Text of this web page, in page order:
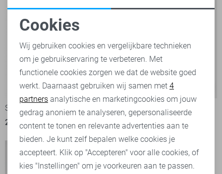
-30%
Superdry T-shirt
21,00 29,99
30,00 49,99
Noodzakelijke cookies
Personalisatie cookies
Analytische cookies
Marketing cookies
Cookies
Wij gebruiken cookies en vergelijkbare technieken
om je gebruikservaring te verbeteren. Met
functionele cookies zorgen we dat de website goed
werkt. Daarnaast gebruiken wij samen met 4
partners analytische en marketingcookies om jouw
gedrag anoniem te analyseren, gepersonaliseerde
content te tonen en relevante advertenties aan te
bieden. Je kunt zelf bepalen welke cookies je
accepteert. Klik op "Accepteren" voor alle cookies, of
kies "Instellingen" om je voorkeuren aan te passen.